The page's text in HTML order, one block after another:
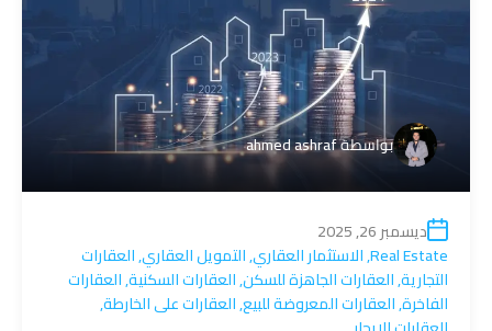
بواسطةahmed ashraf
ديسمبر 26, 2025
Real Estate
,الاستثمار العقاري,التمويل العقاري,العقارات
التجارية,العقارات الجاهزة للسكن,العقارات السكنية,العقارات
الفاخرة,العقارات المعروضة للبيع,العقارات على الخارطة,